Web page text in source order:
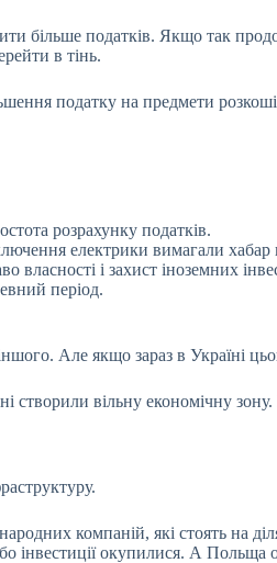
більше податків. Якщо так
в тінь.
податку на предмети
розрахунку податків.
електрики вимагали
і захист іноземних
період.
Але якщо зараз в Україні
створили вільну економічну
компаній, які стоять на
інвестиції окупилися. А